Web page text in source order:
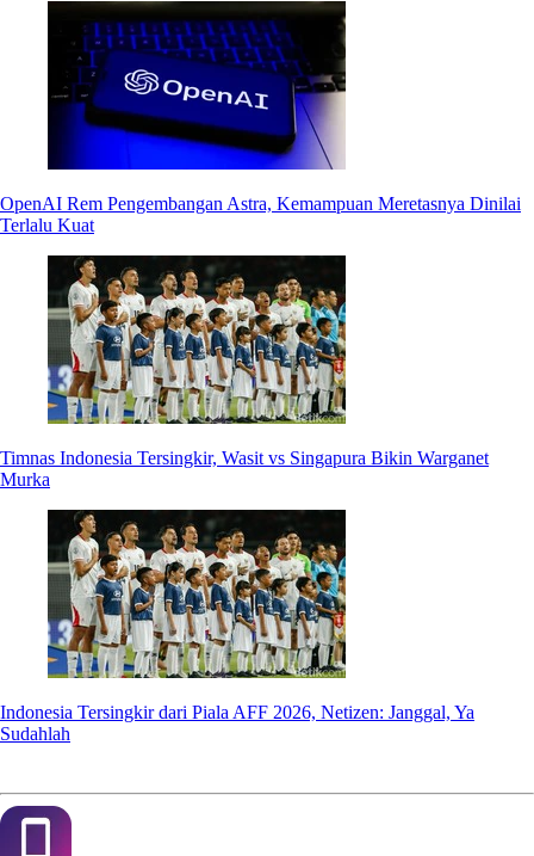
OpenAI Rem Pengembangan Astra, Kemampuan Meretasnya Dinilai
Terlalu Kuat
Timnas Indonesia Tersingkir, Wasit vs Singapura Bikin Warganet
Murka
Indonesia Tersingkir dari Piala AFF 2026, Netizen: Janggal, Ya
Sudahlah